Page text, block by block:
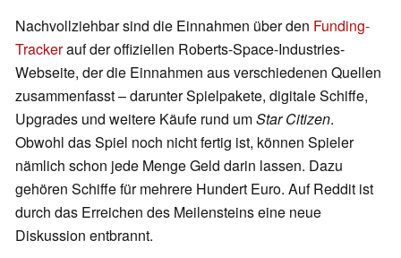
Nachvollziehbar sind die Einnahmen über den Funding-
Trackerauf der offiziellen Roberts-Space-Industries-
Webseite, der die Einnahmen aus verschiedenen Quellen
zusammenfasst – darunter Spielpakete, digitale Schiffe,
Upgrades und weitere Käufe rund umStar Citizen.
Obwohl das Spiel noch nicht fertig ist, können Spieler
nämlich schon jede Menge Geld darin lassen. Dazu
gehören Schiffe für mehrere Hundert Euro. Auf Reddit ist
durch das Erreichen des Meilensteins eine neue
Diskussion entbrannt.